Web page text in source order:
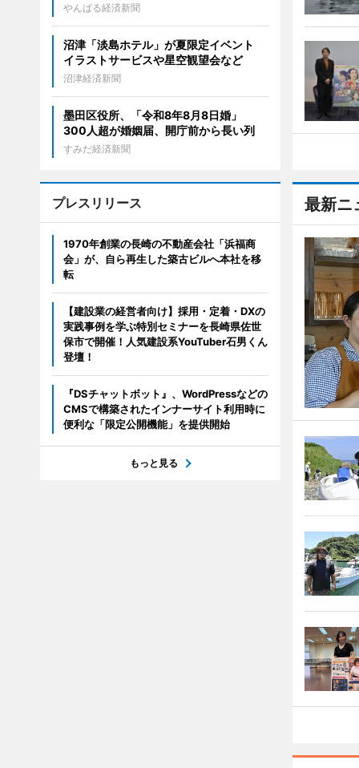
最新ニ
やんばる経済新聞
沼津「淡島ホテル」が夏限定イベント
イラストサービスや星空観望会など
沼津経済新聞
墨田区役所、「令和8年8月8日婚」
300人超が婚姻届、開庁前から長い列
すみだ経済新聞
プレスリリース
1970年創業の長崎の不動産会社「浜福商
会」が、自ら再生した築古ビルへ本社を移
転
【建設業の経営者向け】採用・定着・DXの
実践事例を学ぶ特別セミナーを長崎県佐世
保市で開催！人気建設系YouTuber石男くん
登壇！
『DSチャットボット』、WordPressなどの
CMSで構築されたインナーサイト利用時に
便利な「限定公開機能」を提供開始
もっと見る